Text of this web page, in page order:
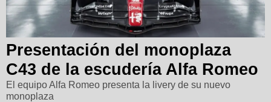
Presentación del monoplaza
C43 de la escudería Alfa Romeo
El equipo Alfa Romeo presenta la livery de su nuevo
monoplaza